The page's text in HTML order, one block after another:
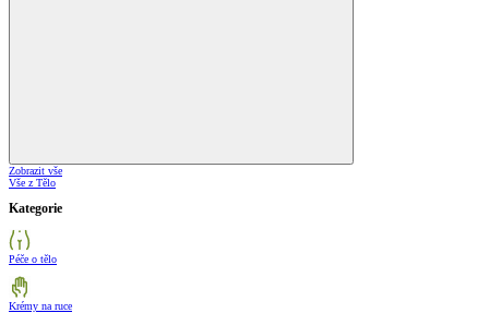
Zobrazit vše
Vše z Tělo
Kategorie
Péče o tělo
Krémy na ruce